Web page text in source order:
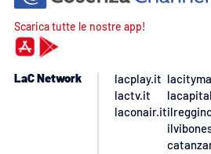
Scarica tutte le nostre app!
LaC Network
lacplay.it
lactv.it
laconair.it